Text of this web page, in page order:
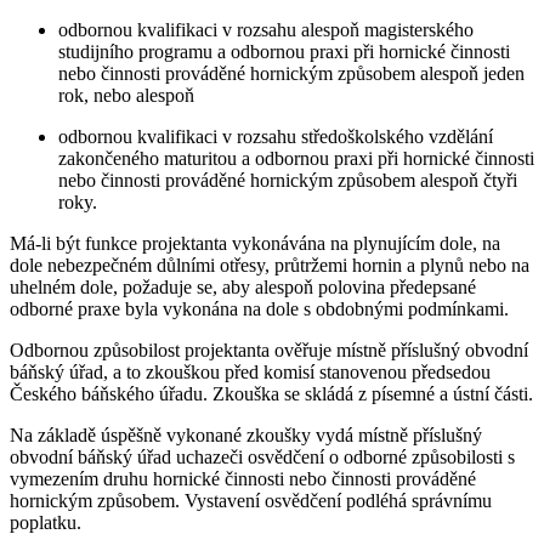
odbornou kvalifikaci v rozsahu alespoň magisterského
studijního programu a odbornou praxi při hornické činnosti
nebo činnosti prováděné hornickým způsobem alespoň jeden
rok, nebo alespoň
odbornou kvalifikaci v rozsahu středoškolského vzdělání
zakončeného maturitou a odbornou praxi při hornické činnosti
nebo činnosti prováděné hornickým způsobem alespoň čtyři
roky.
Má-li být funkce projektanta vykonávána na plynujícím dole, na
dole nebezpečném důlními otřesy, průtržemi hornin a plynů nebo na
uhelném dole, požaduje se, aby alespoň polovina předepsané
odborné praxe byla vykonána na dole s obdobnými podmínkami.
Odbornou způsobilost projektanta ověřuje místně příslušný obvodní
báňský úřad, a to zkouškou před komisí stanovenou předsedou
Českého báňského úřadu. Zkouška se skládá z písemné a ústní části.
Na základě úspěšně vykonané zkoušky vydá místně příslušný
obvodní báňský úřad uchazeči osvědčení o odborné způsobilosti s
vymezením druhu hornické činnosti nebo činnosti prováděné
hornickým způsobem. Vystavení osvědčení podléhá správnímu
poplatku.